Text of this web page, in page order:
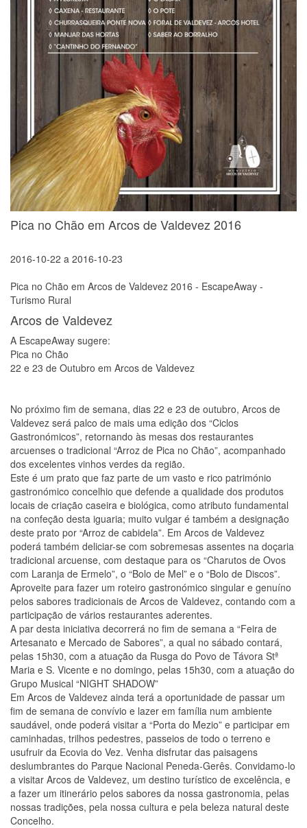
Pica no Chão em Arcos de Valdevez 2016
2016-10-22 a 2016-10-23
Pica no Chão em Arcos de Valdevez 2016 - EscapeAway -
Turismo Rural
Arcos de Valdevez
A EscapeAway sugere:
Pica no Chão
22 e 23 de Outubro em Arcos de Valdevez
No próximo fim de semana, dias 22 e 23 de outubro, Arcos de
Valdevez será palco de mais uma edição dos “Ciclos
Gastronómicos”, retornando às mesas dos restaurantes
arcuenses o tradicional “Arroz de Pica no Chão”, acompanhado
dos excelentes vinhos verdes da região.
Este é um prato que faz parte de um vasto e rico património
gastronómico concelhio que defende a qualidade dos produtos
locais de criação caseira e biológica, como atributo fundamental
na confeção desta iguaria; muito vulgar é também a designação
deste prato por “Arroz de cabidela”. Em Arcos de Valdevez
poderá também deliciar-se com sobremesas assentes na doçaria
tradicional arcuense, com destaque para os “Charutos de Ovos
com Laranja de Ermelo”, o “Bolo de Mel” e o “Bolo de Discos”.
Aproveite para fazer um roteiro gastronómico singular e genuíno
pelos sabores tradicionais de Arcos de Valdevez, contando com a
participação de vários restaurantes aderentes.
A par desta iniciativa decorrerá no fim de semana a “Feira de
Artesanato e Mercado de Sabores”, a qual no sábado contará,
pelas 15h30, com a atuação da Rusga do Povo de Távora Stª
Maria e S. Vicente e no domingo, pelas 15h30, com a atuação do
Grupo Musical “NIGHT SHADOW”
Em Arcos de Valdevez ainda terá a oportunidade de passar um
fim de semana de convívio e lazer em família num ambiente
saudável, onde poderá visitar a “Porta do Mezio” e participar em
caminhadas, trilhos pedestres, passeios de todo o terreno e
usufruir da Ecovia do Vez. Venha disfrutar das paisagens
deslumbrantes do Parque Nacional Peneda-Gerês. Convidamo-lo
a visitar Arcos de Valdevez, um destino turístico de excelência, e
a fazer um itinerário pelos sabores da nossa gastronomia, pelas
nossas tradições, pela nossa cultura e pela beleza natural deste
Concelho.